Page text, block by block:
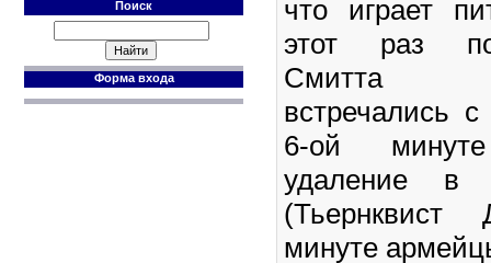
Поиск
Форма входа
что играет
этот раз
Смитта
встречались
6-ой
удаление в
минуте